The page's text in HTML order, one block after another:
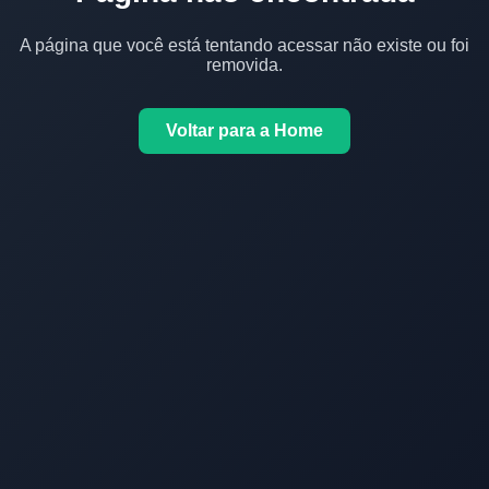
A página que você está tentando acessar não existe ou foi
removida.
Voltar para a Home